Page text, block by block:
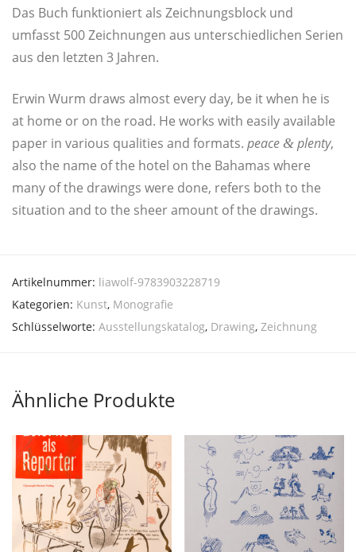
Das Buch funk­tio­niert als Zeich­nungs­block und
umfasst 500 Zeich­nun­gen aus unter­schied­li­chen Seri­en
aus den letz­ten 3 Jahren.
Erwin Wurm draws almost every day, be it when he is
at home or on the road. He works with easi­ly avail­ab­le
paper in various qua­li­ties and for­mats. peace & ple­nty,
also the name of the hotel on the Baha­mas whe­re
many of the drawings were done, refers both to the
situa­ti­on and to the sheer amount of the drawings.
Artikelnummer: liawolf-9783903228719
Kategorien: Kunst, Monografie
Schlüsselworte: Ausstellungskatalog, Drawing, Zeichnung
Ähnliche Produkte